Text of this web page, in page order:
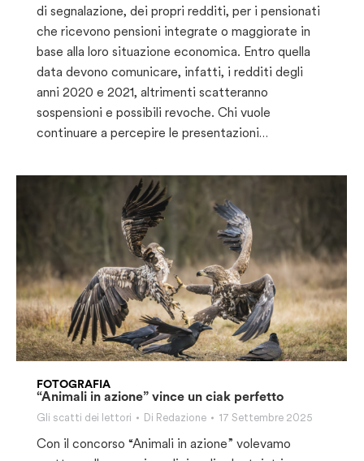
di segnalazione, dei propri redditi, per i pensionati
che ricevono pensioni integrate o maggiorate in
base alla loro situazione economica. Entro quella
data devono comunicare, infatti, i redditi degli
anni 2020 e 2021, altrimenti scatteranno
sospensioni e possibili revoche. Chi vuole
continuare a percepire le presentazioni…
FOTOGRAFIA
“Animali in azione” vince un ciak perfetto
Gli scatti dei lettori Di Redazione 17 Settembre 2025
Con il concorso “Animali in azione” volevamo